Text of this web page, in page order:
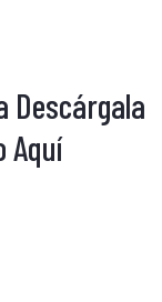
Descárgala
Aquí